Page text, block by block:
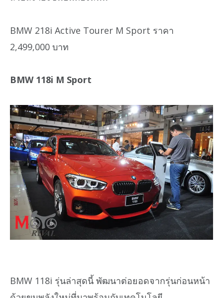
BMW 218i Active Tourer M Sport ราคา
2,499,000 บาท
BMW 118i M Sport
BMW 118i รุ่นล่าสุดนี้ พัฒนาต่อยอดจากรุ่นก่อนหน้า